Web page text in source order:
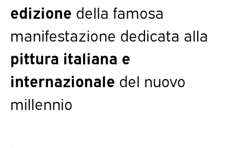
edizione della famosa
manifestazione dedicata alla
pittura italiana e
internazionale del nuovo
millennio